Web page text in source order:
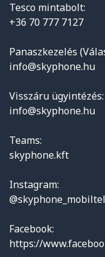
Tesco mintabolt:
+36 70 777 7127
Panaszkezelés
info@skyphone.hu
Visszáru ügyintézés:
info@skyphone.hu
Teams:
skyphone.kft
Instagram:
Facebook:
https://